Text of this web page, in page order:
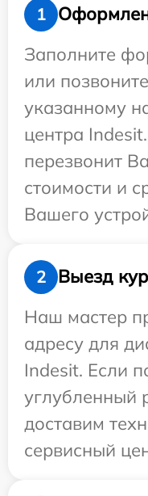
1
Заполните
или
указанному
центра
перезвонит
стоимости и
Вашего
2
Выезд
Наш мастер
адресу для
Indesit. Если
углубленный
доставим
сервисный